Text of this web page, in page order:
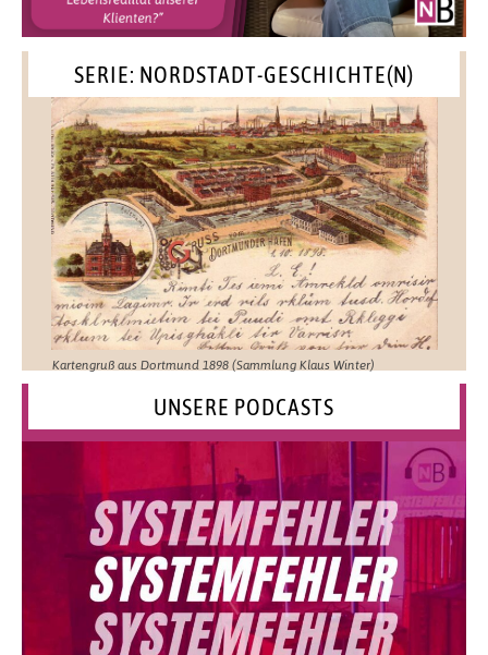
SERIE: NORDSTADT-GESCHICHTE(N)
Kartengruß aus Dortmund 1898 (Sammlung Klaus Winter)
UNSERE PODCASTS